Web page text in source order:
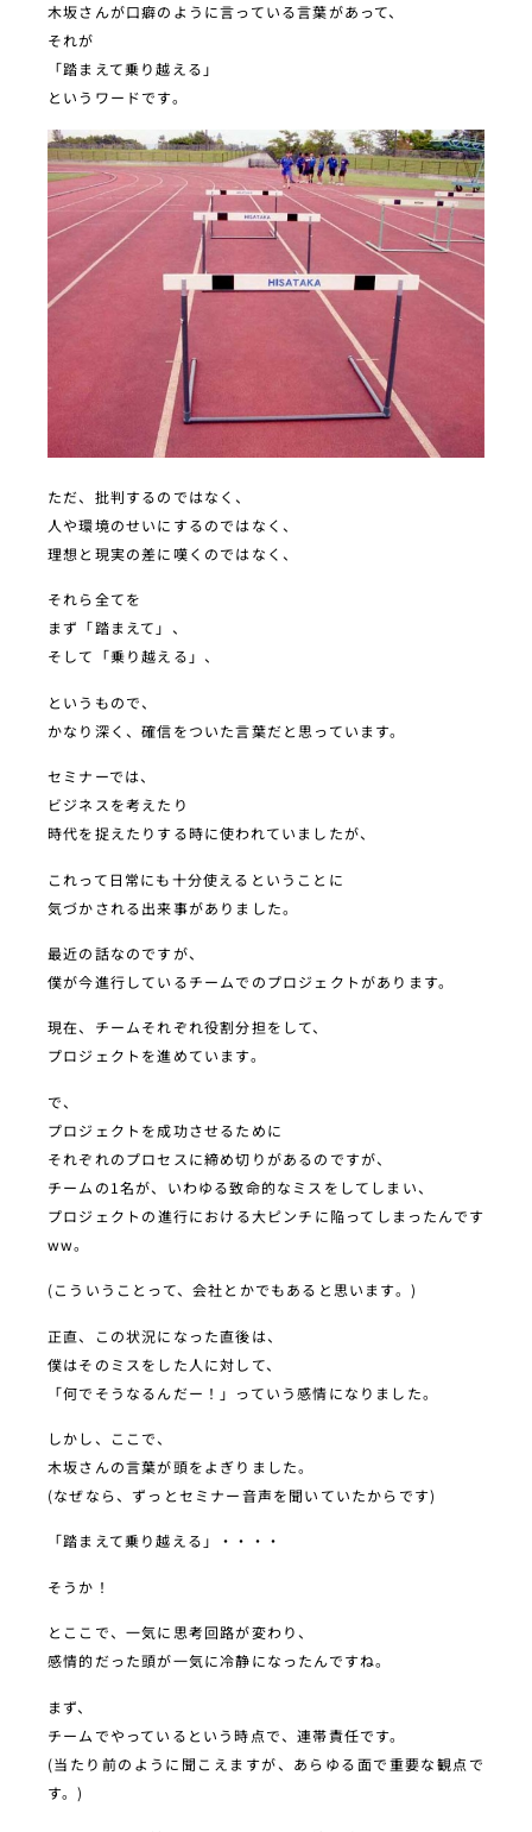
木坂さんが口癖のように言っている言葉があって、
それが
「踏まえて乗り越える」
というワードです。
ただ、批判するのではなく、
人や環境のせいにするのではなく、
理想と現実の差に嘆くのではなく、
それら全てを
まず「踏まえて」、
そして「乗り越える」、
というもので、
かなり深く、確信をついた言葉だと思っています。
セミナーでは、
ビジネスを考えたり
時代を捉えたりする時に使われていましたが、
これって日常にも十分使えるということに
気づかされる出来事がありました。
最近の話なのですが、
僕が今進行しているチームでのプロジェクトがあります。
現在、チームそれぞれ役割分担をして、
プロジェクトを進めています。
で、
プロジェクトを成功させるために
それぞれのプロセスに締め切りがあるのですが、
チームの1名が、いわゆる致命的なミスをしてしまい、
プロジェクトの進行における大ピンチに陥ってしまったんです
ww。
(こういうことって、会社とかでもあると思います。)
正直、この状況になった直後は、
僕はそのミスをした人に対して、
「何でそうなるんだー！」っていう感情になりました。
しかし、ここで、
木坂さんの言葉が頭をよぎりました。
(なぜなら、ずっとセミナー音声を聞いていたからです)
「踏まえて乗り越える」・・・・
そうか！
とここで、一気に思考回路が変わり、
感情的だった頭が一気に冷静になったんですね。
まず、
チームでやっているという時点で、連帯責任です。
(当たり前のように聞こえますが、あらゆる面で重要な観点で
す。)